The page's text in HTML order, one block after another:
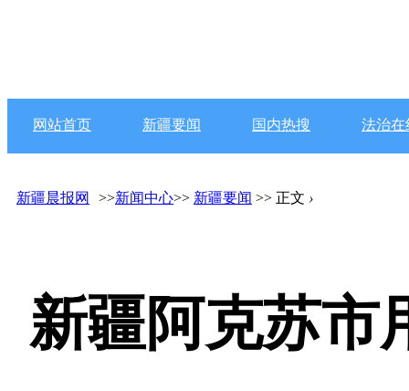
网站首页 新疆要闻 国内热搜 法治在
新疆晨报网 >>新闻中心>> 新疆要闻 >> 正文 ›
新疆阿克苏市